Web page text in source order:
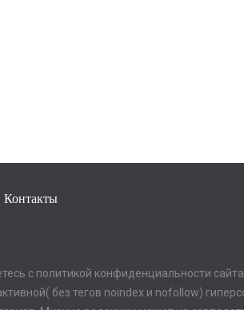
Контакты
с политикой конфиденциальности сайта
без тегов noindex и nofollow)